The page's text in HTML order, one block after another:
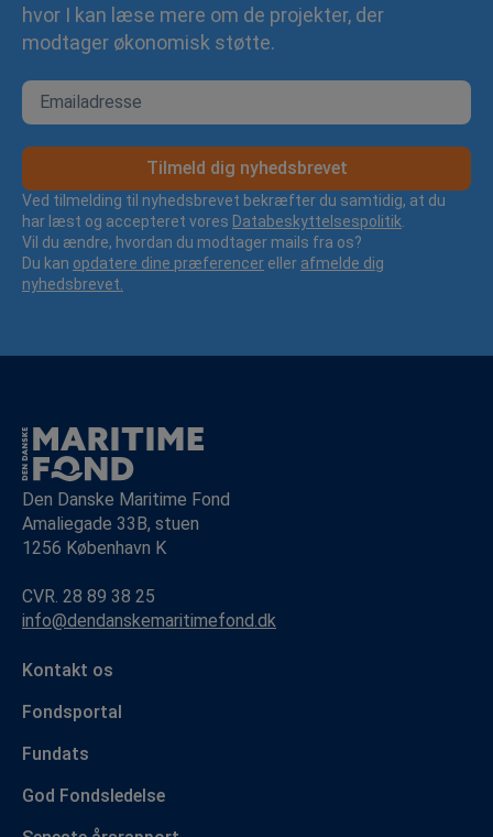
hvor I kan læse mere om de projekter, der
modtager økonomisk støtte.
Tilmeld dig nyhedsbrevet
Ved tilmelding til nyhedsbrevet bekræfter du samtidig, at du
har læst og accepteret vores Databeskyttelsespolitik
Vil du ændre, hvordan du modtager mails fra os?
Du kan opdatere dine præferencer eller afmelde dig
nyhedsbrevet.
Den Danske Maritime Fond
Amaliegade 33B, stuen
1256 København K
CVR. 28 89 38 25
info@dendanskemaritimefond.dk
Kontakt os
Fondsportal
Fundats
God Fondsledelse